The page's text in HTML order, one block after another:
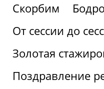
Скорбим
От сессии до
Золотая
Поздравление